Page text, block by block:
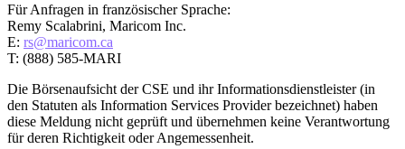
Für Anfragen in französischer Sprache:
Remy Scalabrini, Maricom Inc.
E: rs@maricom.ca
T: (888) 585-MARI
Die Börsenaufsicht der CSE und ihr Informationsdienstleister (in
den Statuten als Information Services Provider bezeichnet) haben
diese Meldung nicht geprüft und übernehmen keine Verantwortung
für deren Richtigkeit oder Angemessenheit.